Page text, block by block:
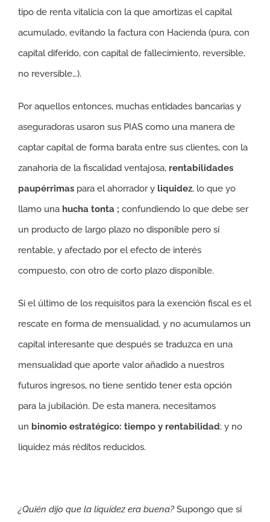
tipo de renta vitalicia con la que amortizas el capital
acumulado, evitando la factura con Hacienda (pura, con
capital diferido, con capital de fallecimiento, reversible,
no reversible…).
Por aquellos entonces, muchas entidades bancarias y
aseguradoras usaron sus PIAS como una manera de
captar capital de forma barata entre sus clientes, con la
zanahoria de la fiscalidad ventajosa, rentabilidades
paupérrimas para el ahorrador y liquidez, lo que yo
llamo una hucha tonta ; confundiendo lo que debe ser
un producto de largo plazo no disponible pero sí
rentable, y afectado por el efecto de interés
compuesto, con otro de corto plazo disponible.
Si el último de los requisitos para la exención fiscal es el
rescate en forma de mensualidad, y no acumulamos un
capital interesante que después se traduzca en una
mensualidad que aporte valor añadido a nuestros
futuros ingresos, no tiene sentido tener esta opción
para la jubilación. De esta manera, necesitamos
un binomio estratégico: tiempo y rentabilidad; y no
liquidez más réditos reducidos.
¿Quién dijo que la liquidez era buena? Supongo que si